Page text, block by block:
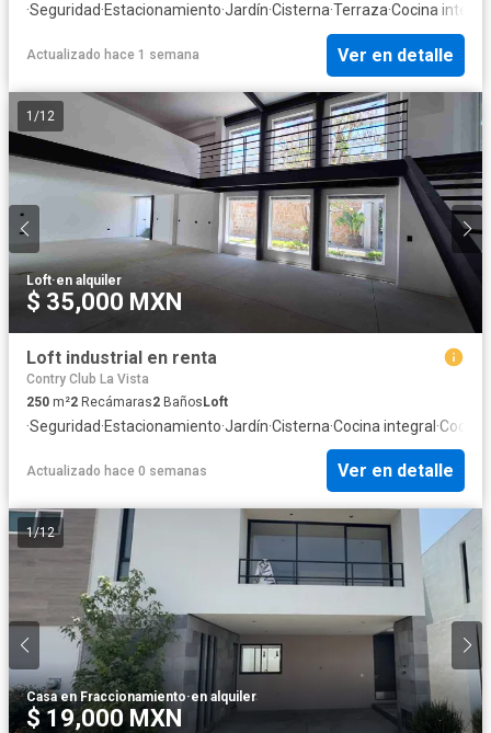
·Seguridad·Estacionamiento·Jardín·Cisterna·Terraza·Cocina
Actualizado hace 1 semana Ver en detalle
1 /12
Loft·en alquiler
$ 35,000 MXN
Loft industrial en renta
Contry Club La Vista
250 m²2 Recámaras2 BañosLoft
·Seguridad·Estacionamiento·Jardín·Cisterna·Cocina integral ·Cocina
Actualizado hace 0 semanas Ver en detalle
1/12
Casa en Fraccionamiento·en alquiler
$ 19,000 MXN